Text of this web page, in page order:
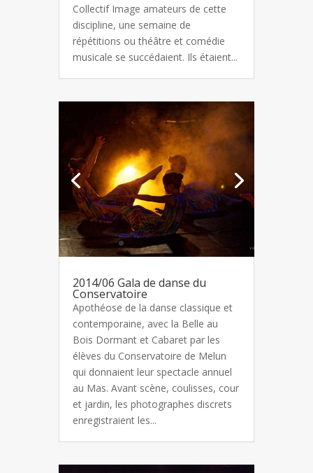
Collectif Image amateurs de cette
discipline, une semaine de
répétitions ou théâtre et comédie
musicale se succédaient. Ils étaient...
2014/06 Gala de danse du
Conservatoire
Apothéose de la danse classique et
contemporaine, avec la Belle au
Bois Dormant et Cabaret par les
élèves du Conservatoire de Melun
qui donnaient leur spectacle annuel
au Mas. Avant scène, coulisses, cour
et jardin, les photographes discrets
enregistraient les...